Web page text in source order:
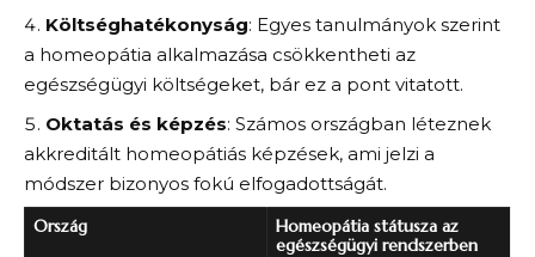
Költséghatékonyság: Egyes tanulmányok szerint
a homeopátia alkalmazása csökkentheti az
egészségügyi költségeket, bár ez a pont vitatott.
Oktatás és képzés: Számos országban léteznek
akkreditált homeopátiás képzések, ami jelzi a
módszer bizonyos fokú elfogadottságát.
Ország
Homeopátia státusza az
egészségügyi rendszerben